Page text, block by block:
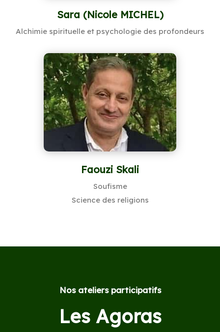
Sara (Nicole MICHEL)
Alchimie spirituelle et psychologie des profondeurs
Faouzi Skali
Soufisme
Science des religions
Nos ateliers participatifs
Les Agoras